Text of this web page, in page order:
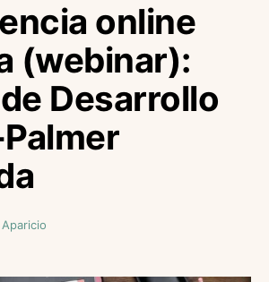
online
(webinar):
Desarrollo